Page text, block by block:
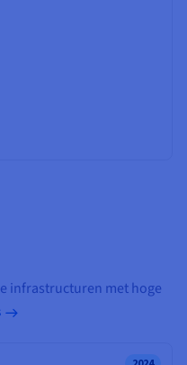
infrastructuren met hoge